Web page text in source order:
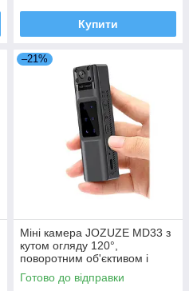
Купити
–21%
Міні камера JOZUZE MD33 з
кутом огляду 120°,
поворотним об'єктивом і
автономною роботою до 5
годин
Готово до відправки